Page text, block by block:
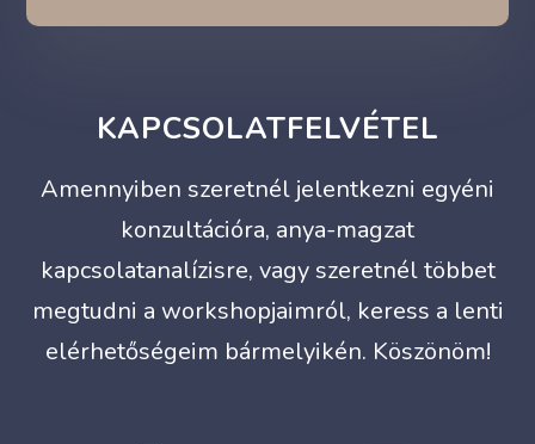
KAPCSOLATFELVÉTEL
Amennyiben szeretnél jelentkezni egyéni
konzultációra, anya-magzat
kapcsolatanalízisre, vagy szeretnél többet
megtudni a workshopjaimról, keress a lenti
elérhetőségeim bármelyikén. Köszönöm!